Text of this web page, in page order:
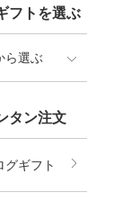
フトを選ぶ
ら選ぶ
タン注文
グギフト